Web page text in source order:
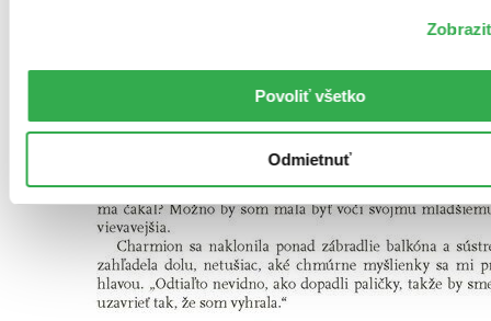
Povoliť všetko
Odmietnuť